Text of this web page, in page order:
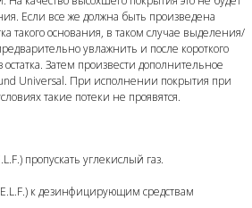
Если все же должна быть произведена
такого основания, в таком случае выделения/
увлажнить и после короткого
Затем произвести дополнительное
Universal. При исполнении покрытия при
такие потеки не проявятся.
пропускать углекислый газ.
к дезинфицирующим средствам